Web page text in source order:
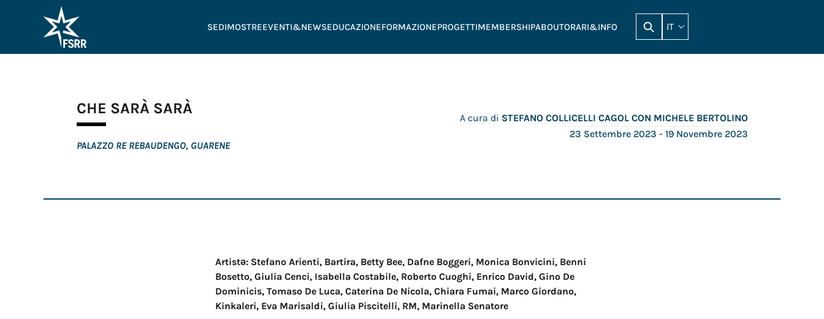
SEDIMOSTREEVENTI&NEWSEDUCAZIONEFORMAZIONEPROGETTIMEMBERSHIPABOUTORARI&INFO IT
CHE SARÀ SARÀ
PALAZZO RE REBAUDENGO, GUARENE
A cura di STEFANO COLLICELLI CAGOL CON MICHELE BERTOLINO
23 Settembre 2023 - 19 Novembre 2023
Artistə: Stefano Arienti, Bartira, Betty Bee, Dafne Boggeri, Monica Bonvicini, Benni
Bosetto, Giulia Cenci, Isabella Costabile, Roberto Cuoghi, Enrico David, Gino De
Dominicis, Tomaso De Luca, Caterina De Nicola, Chiara Fumai, Marco Giordano,
Kinkaleri, Eva Marisaldi, Giulia Piscitelli, RM, Marinella Senatore